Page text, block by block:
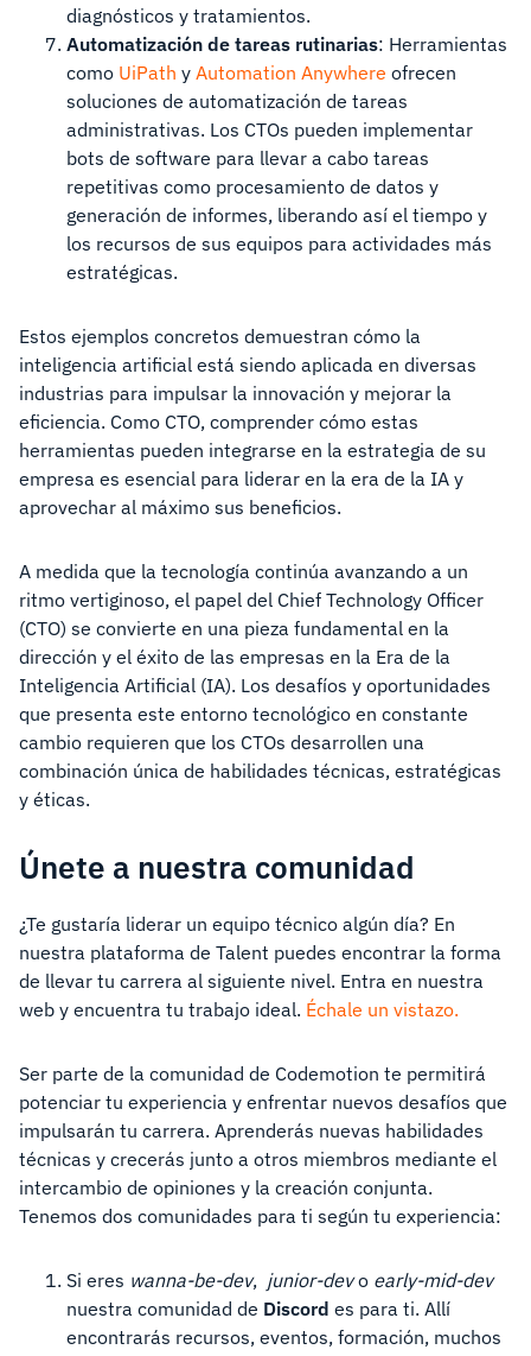
diagnósticos y tratamientos.
Automatización de tareas rutinarias: Herramientas
como UiPath y Automation Anywhere ofrecen
soluciones de automatización de tareas
administrativas. Los CTOs pueden implementar
bots de software para llevar a cabo tareas
repetitivas como procesamiento de datos y
generación de informes, liberando así el tiempo y
los recursos de sus equipos para actividades más
estratégicas.
Estos ejemplos concretos demuestran cómo la
inteligencia artificial está siendo aplicada en diversas
industrias para impulsar la innovación y mejorar la
eficiencia. Como CTO, comprender cómo estas
herramientas pueden integrarse en la estrategia de su
empresa es esencial para liderar en la era de la IA y
aprovechar al máximo sus beneficios.
A medida que la tecnología continúa avanzando a un
ritmo vertiginoso, el papel del Chief Technology Officer
(CTO) se convierte en una pieza fundamental en la
dirección y el éxito de las empresas en la Era de la
Inteligencia Artificial (IA). Los desafíos y oportunidades
que presenta este entorno tecnológico en constante
cambio requieren que los CTOs desarrollen una
combinación única de habilidades técnicas, estratégicas
y éticas.
Únete a nuestra comunidad
¿Te gustaría liderar un equipo técnico algún día? En
nuestra plataforma de Talent puedes encontrar la forma
de llevar tu carrera al siguiente nivel. Entra en nuestra
web y encuentra tu trabajo ideal. Échale un vistazo.
Ser parte de la comunidad de Codemotion te permitirá
potenciar tu experiencia y enfrentar nuevos desafíos que
impulsarán tu carrera. Aprenderás nuevas habilidades
técnicas y crecerás junto a otros miembros mediante el
intercambio de opiniones y la creación conjunta.
Tenemos dos comunidades para ti según tu experiencia:
Si eres wanna-be-dev, junior-devo early-mid-dev
nuestra comunidad de Discord es para ti. Allí
encontrarás recursos, eventos, formación, muchos